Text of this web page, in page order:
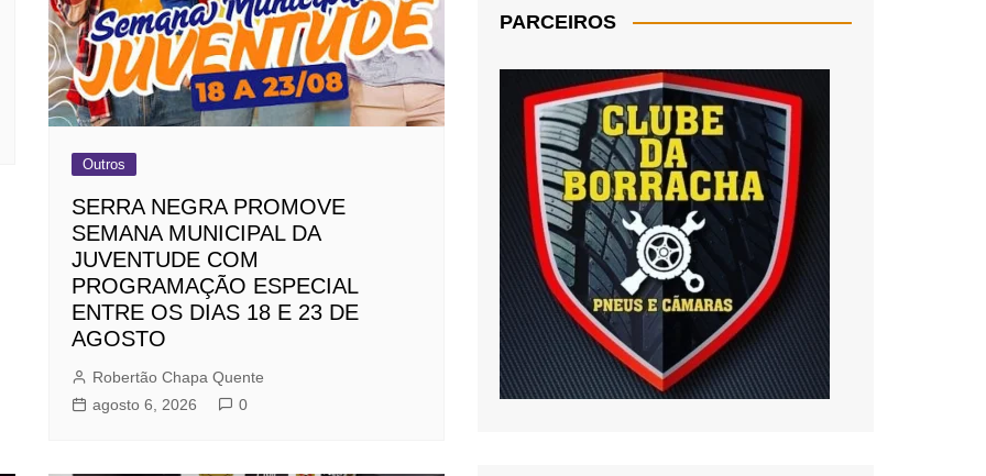
Outros
SERRA NEGRA PROMOVE
SEMANA MUNICIPAL DA
JUVENTUDE COM
PROGRAMAÇÃO ESPECIAL
ENTRE OS DIAS 18 E 23 DE
AGOSTO
Robertão Chapa Quente
agosto 6, 2026
0
PARCEIROS